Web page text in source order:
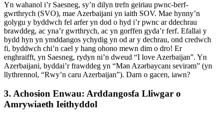
Yn wahanol i’r Saesneg, sy’n dilyn trefn geiriau pwnc-berf-
gwrthrych (SVO), mae Azerbaijani yn iaith SOV. Mae hynny’n
golygu y byddwch fel arfer yn dod o hyd i’r pwnc ar ddechrau
brawddeg, ac yna’r gwrthrych, ac yn gorffen gyda’r ferf. Efallai y
bydd hyn yn ymddangos ychydig yn od ar y dechrau, ond credwch
fi, byddwch chi’n cael y hang ohono mewn dim o dro! Er
enghraifft, yn Saesneg, rydyn ni’n dweud “I love Azerbaijan”. Yn
Azerbaijani, byddai’r frawddeg yn “Mən Azərbaycanı sevirəm” (yn
llythrennol, “Rwy’n caru Azerbaijan”). Darn o gacen, iawn?
3. Achosion Enwau: Arddangosfa Lliwgar o
Amrywiaeth Ieithyddol